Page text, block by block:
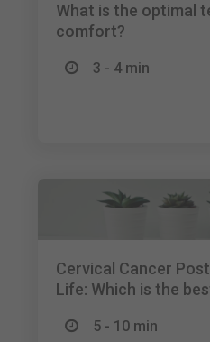
What is the optimal
comfort?
3 - 4 min
Cervical Cancer
Life: Which is the
5 - 10 min